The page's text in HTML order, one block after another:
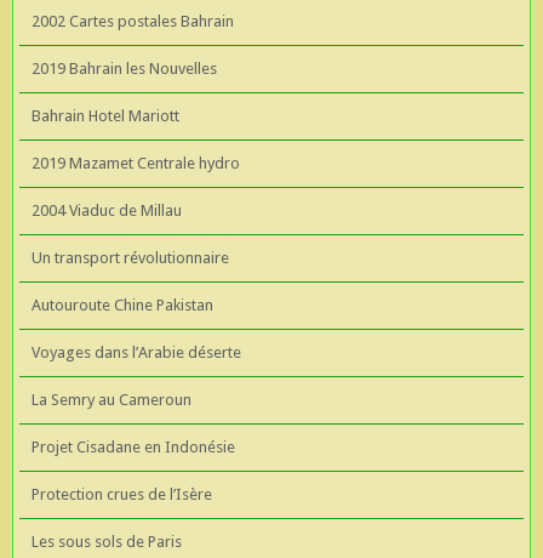
2002 Cartes postales Bahrain
2019 Bahrain les Nouvelles
Bahrain Hotel Mariott
2019 Mazamet Centrale hydro
2004 Viaduc de Millau
Un transport révolutionnaire
Autouroute Chine Pakistan
Voyages dans l’Arabie déserte
La Semry au Cameroun
Projet Cisadane en Indonésie
Protection crues de l’Isère
Les sous sols de Paris